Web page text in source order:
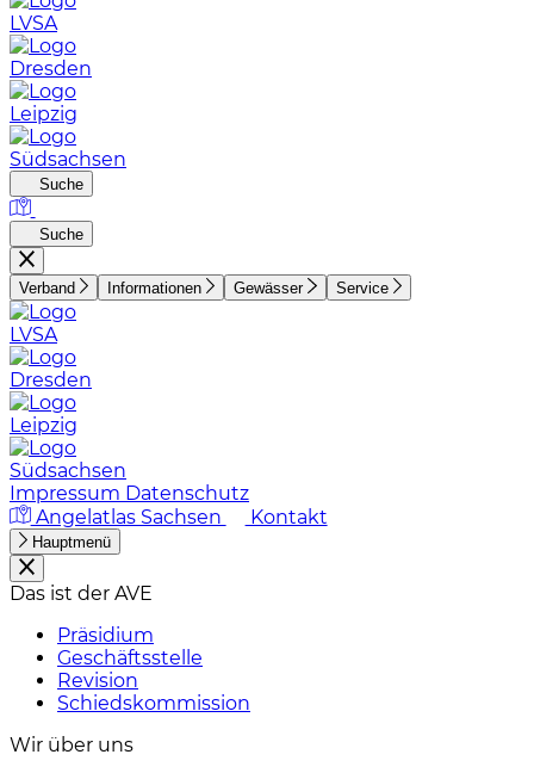
LVSA
Dresden
Leipzig
Südsachsen
Suche
Suche
Verband Informationen Gewässer Service
LVSA
Dresden
Leipzig
Südsachsen
Impressum Datenschutz
Angelatlas Sachsen
Kontakt
Hauptmenü
Das ist der AVE
Präsidium
Geschäftsstelle
Revision
Schiedskommission
Wir über uns